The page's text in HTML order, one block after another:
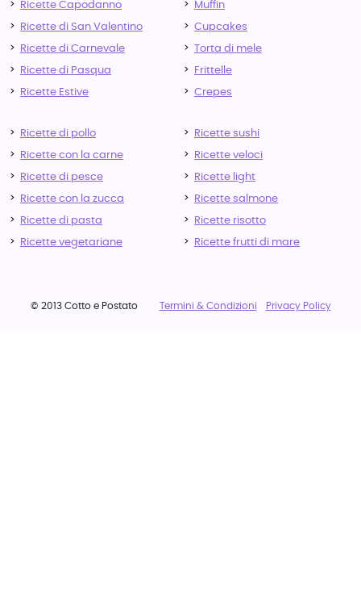
Ricette Capodanno
Ricette di San Valentino
Ricette di Carnevale
Ricette di Pasqua
Ricette Estive
Muffin
Cupcakes
Torta di mele
Frittelle
Crepes
Ricette di pollo
Ricette con la carne
Ricette di pesce
Ricette con la zucca
Ricette di pasta
Ricette vegetariane
Ricette sushi
Ricette veloci
Ricette light
Ricette salmone
Ricette risotto
Ricette frutti di mare
© 2013 Cotto e Postato Termini & Condizioni Privacy Policy